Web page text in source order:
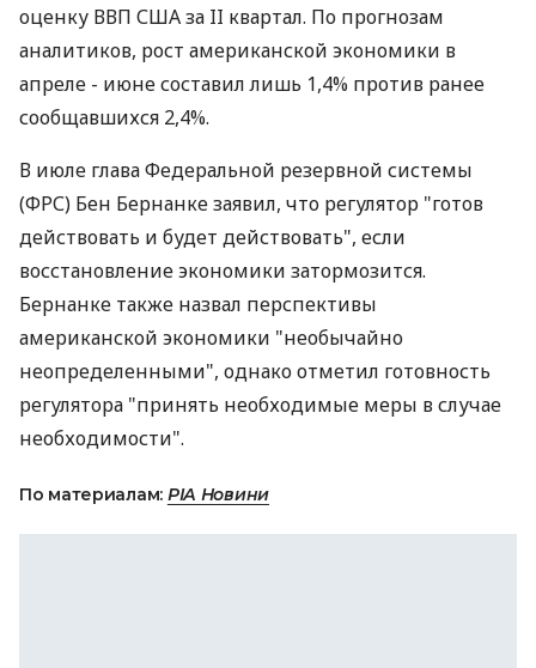
оценку ВВП США за II квартал. По прогнозам
аналитиков, рост американской экономики в
апреле - июне составил лишь 1,4% против ранее
сообщавшихся 2,4%.
В июле глава Федеральной резервной системы
(ФРС) Бен Бернанке заявил, что регулятор "готов
действовать и будет действовать", если
восстановление экономики затормозится.
Бернанке также назвал перспективы
американской экономики "необычайно
неопределенными", однако отметил готовность
регулятора "принять необходимые меры в случае
необходимости".
По материалам: РІА Новини